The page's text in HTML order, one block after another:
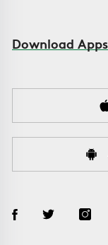
Download Apps